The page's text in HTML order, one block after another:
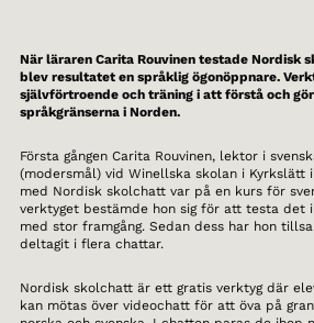
När läraren Carita Rouvinen testade Nordisk
blev resultatet en språklig ögonöppnare.
självförtroende och träning i att förstå och
språkgränserna i Norden.
Första gången Carita Rouvinen, lektor i
(modersmål) vid Winellska skolan i Kyrkslätt
med Nordisk skolchatt var på en kurs för
verktyget bestämde hon sig för att testa det
med stor framgång. Sedan dess har hon
deltagit i flera chattar.
Nordisk skolchatt är ett gratis verktyg där
kan mötas över videochatt för att öva på